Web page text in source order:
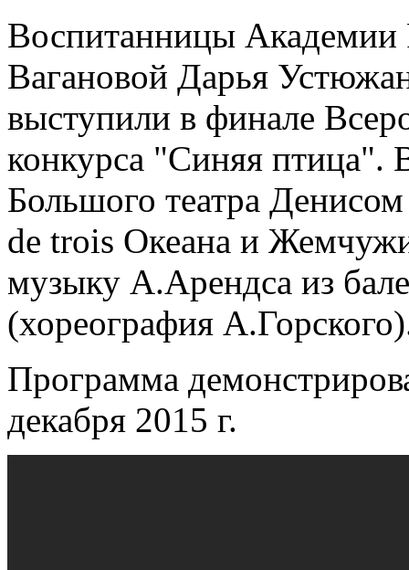
Воспитанницы Академии
Вагановой Дарья
выступили в финале
конкурса "Синяя птица".
Большого театра
de trois Океана и
музыку А.Арендса из
(хореография
Программа
декабря 2015 г.